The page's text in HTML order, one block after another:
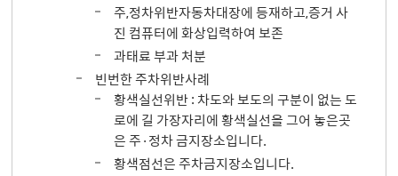
주,정차위반자동차대장에 등재하고,증거 사
진 컴퓨터에 화상입력하여 보존
과태료 부과 처분
빈번한 주차위반사례
황색실선위반 : 차도와 보도의 구분이 없는 도
로에 길 가장자리에 황색실선을 그어 놓은곳
은 주·정차 금지장소입니다.
황색점선은 주차금지장소입니다.